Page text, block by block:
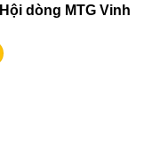
dòng MTG Vinh